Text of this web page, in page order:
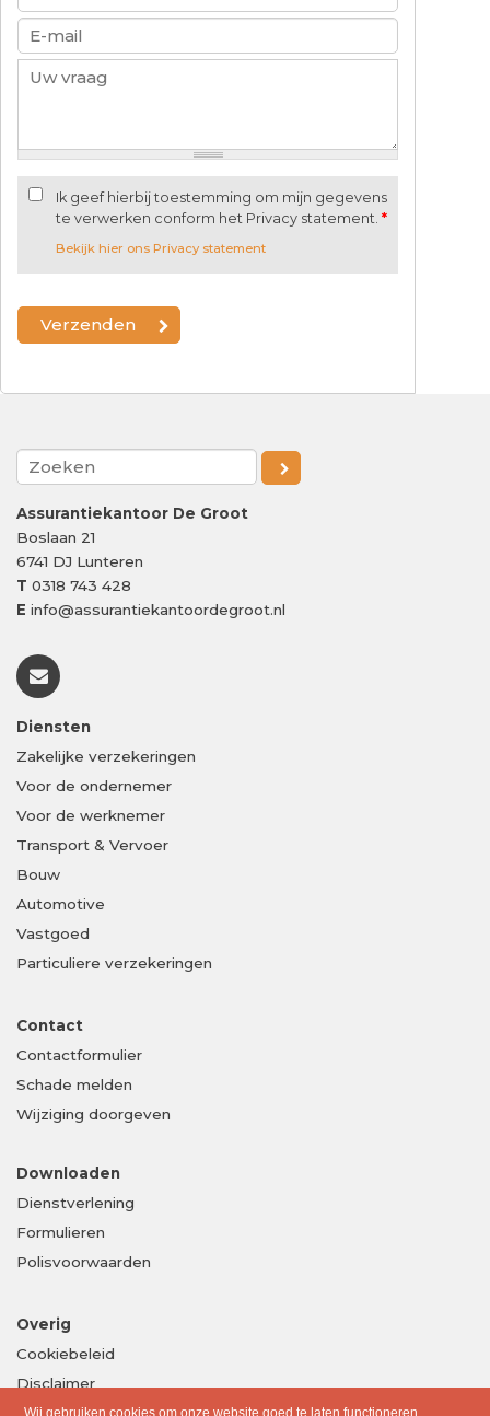
Wij gebruiken cookies om onze website goed te laten functioneren.
Ik geef hierbij toestemming om mijn gegevens
te verwerken conform het Privacy statement. *
Bekijk hier ons Privacy statement
Assurantiekantoor De Groot
Boslaan 21
6741 DJ Lunteren
T 0318 743 428
E info@assurantiekantoordegroot.nl
Diensten
Zakelijke verzekeringen
Voor de ondernemer
Voor de werknemer
Transport & Vervoer
Bouw
Automotive
Vastgoed
Particuliere verzekeringen
Contact
Contactformulier
Schade melden
Wijziging doorgeven
Downloaden
Dienstverlening
Formulieren
Polisvoorwaarden
Overig
Cookiebeleid
Disclaimer